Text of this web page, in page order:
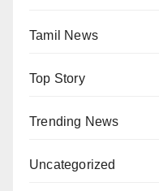
Tamil News
Top Story
Trending News
Uncategorized